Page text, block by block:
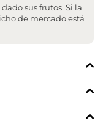
sus frutos. Si la
de mercado está